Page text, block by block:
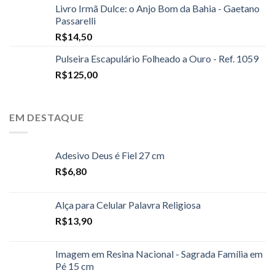
Livro Irmã Dulce: o Anjo Bom da Bahia - Gaetano
Passarelli
R$14,50
Pulseira Escapulário Folheado a Ouro - Ref. 1059
R$125,00
EM DESTAQUE
Adesivo Deus é Fiel 27 cm
R$6,80
Alça para Celular Palavra Religiosa
R$13,90
Imagem em Resina Nacional - Sagrada Família em
Pé 15 cm